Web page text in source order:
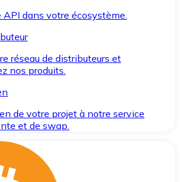
API dans votre écosystème.
réseau de distributeurs et
nos produits.
de votre projet à notre service
et de swap.